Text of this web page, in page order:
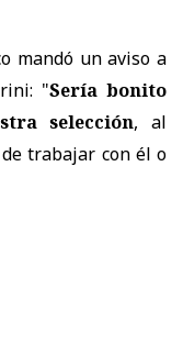
mandó un aviso a
"Sería bonito
selección, al
trabajar con él o